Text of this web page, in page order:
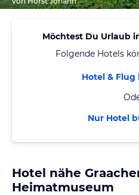
Möchtest Du Urlaub
Folgende Hotels
Hotel & Flug
Nur Hotel
Hotel nähe
Heimatmuseum